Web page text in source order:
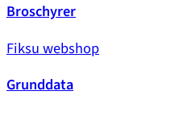
Broschyrer
Fiksu webshop
Grunddata